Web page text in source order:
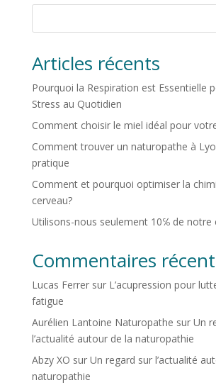
Articles récents
Pourquoi la Respiration est Essentielle
Stress au Quotidien
Comment choisir le miel idéal pour
Comment trouver un naturopathe à
pratique
Comment et pourquoi optimiser la
cerveau?
Utilisons-nous seulement 10℅ de notre
Commentaires
Lucas Ferrersur L’acupression pour
fatigue
Aurélien Lantoine Naturopathe sur Un
l’actualité autour de la naturopathie
Abzy XO sur Un regard sur l’actualité
naturopathie